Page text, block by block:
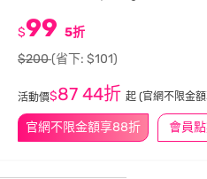
官網不限金額享88折 會員
$99 5折
$200(省下: $101)
活動價$87 44折 起 (官網不限金